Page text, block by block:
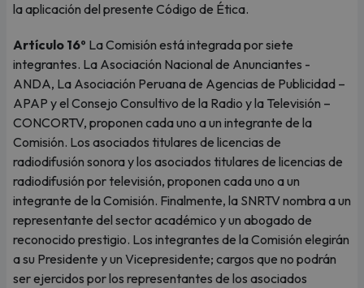
la aplicación del presente Código de Ética.
Artículo 16º La Comisión está integrada por siete
integrantes. La Asociación Nacional de Anunciantes -
ANDA, La Asociación Peruana de Agencias de Publicidad –
APAP y el Consejo Consultivo de la Radio y la Televisión –
CONCORTV, proponen cada uno a un integrante de la
Comisión. Los asociados titulares de licencias de
radiodifusión sonora y los asociados titulares de licencias de
radiodifusión por televisión, proponen cada uno a un
integrante de la Comisión. Finalmente, la SNRTV nombra a un
representante del sector académico y un abogado de
reconocido prestigio. Los integrantes de la Comisión elegirán
a su Presidente y un Vicepresidente; cargos que no podrán
ser ejercidos por los representantes de los asociados